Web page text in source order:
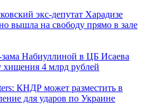
экс-депутат Харадизе
вышла на свободу прямо в зале
Набиуллиной в ЦБ Исаева
хищения 4 млрд рублей
КНДР может разместить в
для ударов по Украине